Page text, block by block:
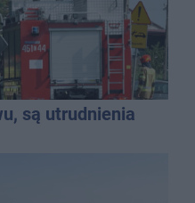
są utrudnienia